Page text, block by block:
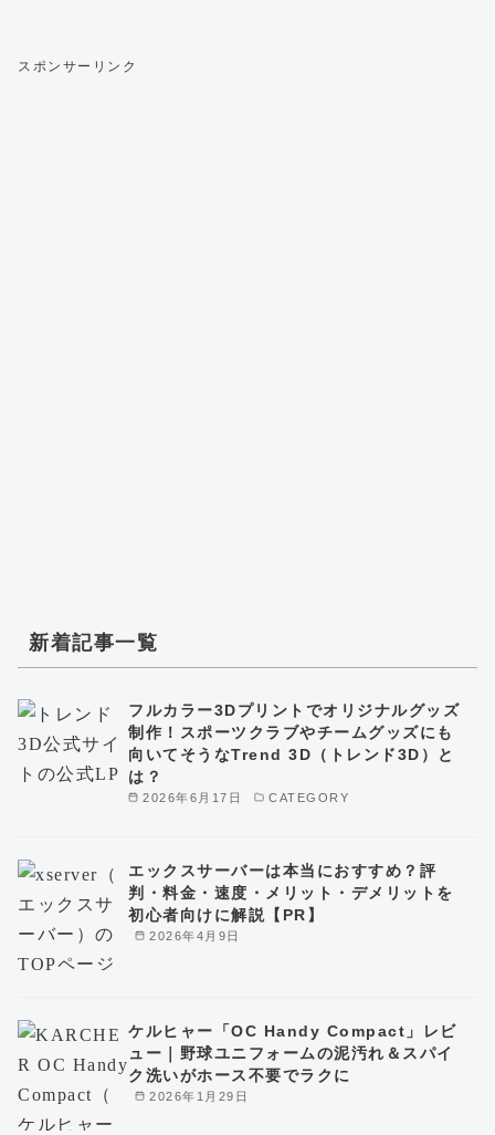
スポンサーリンク
新着記事一覧
2026年6月17日 CATEGORY
フルカラー3Dプリントでオリジナルグッズ
制作！スポーツクラブやチームグッズにも
向いてそうなTrend 3D（トレンド3D）と
は？
2026年4月9日
エックスサーバーは本当におすすめ？評
判・料金・速度・メリット・デメリットを
初心者向けに解説【PR】
2026年1月29日
ケルヒャー「OC Handy Compact」レビ
ュー｜野球ユニフォームの泥汚れ＆スパイ
ク洗いがホース不要でラクに